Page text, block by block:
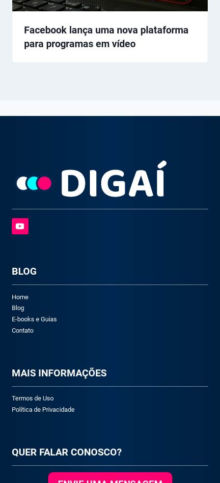
Facebook lança uma nova plataforma
para programas em vídeo
BLOG
Home
Blog
E-books e Guias
Contato
MAIS INFORMAÇÕES
Termos de Uso
Política de Privacidade
QUER FALAR CONOSCO?